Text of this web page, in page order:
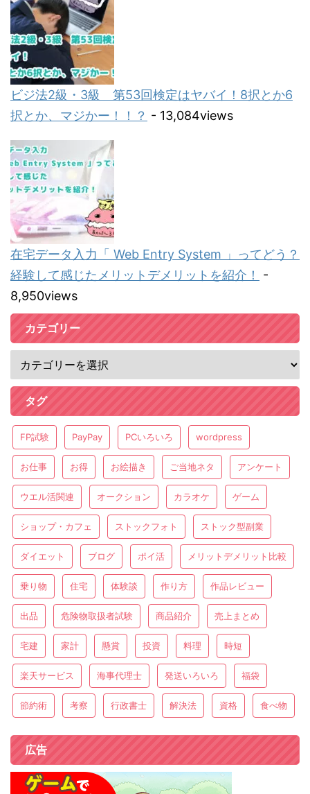
ビジ法2級・3級 第53回検定はヤバイ！8択とか6
択とか、マジかー！！？ - 13,084views
在宅データ入力「 Web Entry System 」ってどう？
経験して感じたメリットデメリットを紹介！
-
8,950views
カテゴリー
タグ
FP試験 PayPay PCいろいろ wordpress
お仕事 お得 お絵描き ご当地ネタ アンケート
ウエル活関連 オークション カラオケ ゲーム
ショップ・カフェ ストックフォト ストック型副業
ダイエット ブログ ポイ活 メリットデメリット比較
乗り物 住宅 体験談 作り方 作品レビュー
出品 危険物取扱者試験 商品紹介 売上まとめ
宅建 家計 懸賞 投資 料理 時短
楽天サービス 海事代理士 発送いろいろ 福袋
節約術 考察 行政書士 解決法 資格 食べ物
広告